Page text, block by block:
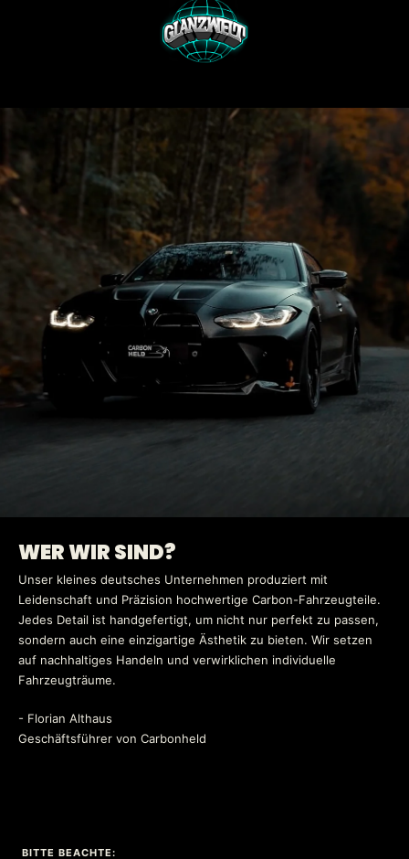
WER WIR SIND?
Unser kleines deutsches Unternehmen produziert mit
Leidenschaft und Präzision hochwertige Carbon-Fahrzeugteile.
Jedes Detail ist handgefertigt, um nicht nur perfekt zu passen,
sondern auch eine einzigartige Ästhetik zu bieten. Wir setzen
auf nachhaltiges Handeln und verwirklichen individuelle
Fahrzeugträume.
- Florian Althaus
Geschäftsführer von Carbonheld
BITTE BEACHTE: